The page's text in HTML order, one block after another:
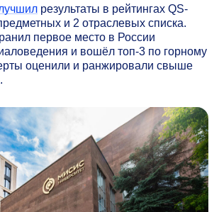
результаты в рейтингах QS-
и 2 отраслевых списка.
первое место в России
и вошёл топ-3 по горному
оценили и ранжировали свыше